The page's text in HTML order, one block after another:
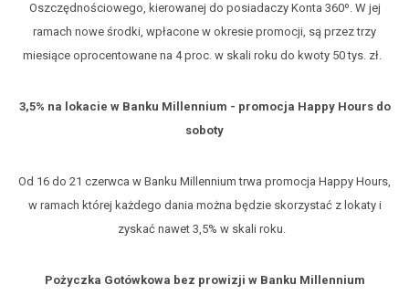
Oszczędnościowego, kierowanej do posiadaczy Konta 360º. W jej
ramach nowe środki, wpłacone w okresie promocji, są przez trzy
miesiące oprocentowane na 4 proc. w skali roku do kwoty 50 tys. zł.
3,5% na lokacie w Banku Millennium - promocja Happy Hours do
soboty
Od 16 do 21 czerwca w Banku Millennium trwa promocja Happy Hours,
w ramach której każdego dania można będzie skorzystać z lokaty i
zyskać nawet 3,5% w skali roku.
Pożyczka Gotówkowa bez prowizji w Banku Millennium